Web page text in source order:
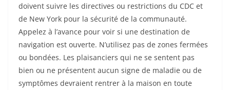
doivent suivre les directives ou restrictions du CDC et
de New York pour la sécurité de la communauté.
Appelez à l’avance pour voir si une destination de
navigation est ouverte. N’utilisez pas de zones fermées
ou bondées. Les plaisanciers qui ne se sentent pas
bien ou ne présentent aucun signe de maladie ou de
symptômes devraient rentrer à la maison en toute